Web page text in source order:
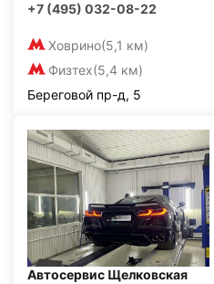
+7 (495) 032-08-22
Ховрино(5,1 км)
Физтех(5,4 км)
Береговой пр-д, 5
Автосервис Щелковская